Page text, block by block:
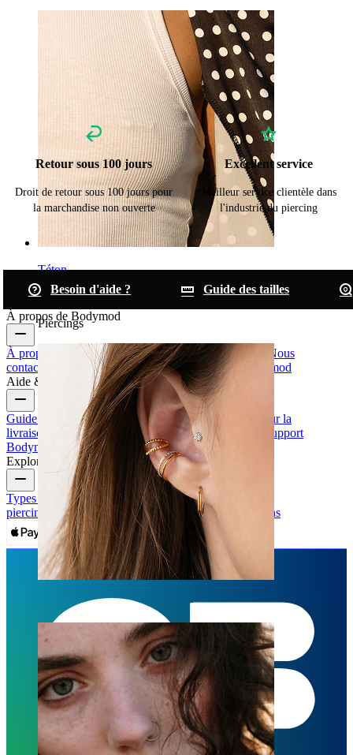
Téton
Acheter par piercing
Piercings
Retour sous 100 jours
Droit de retour sous 100 jours pour
la marchandise non ouverte
Excellent service
Meilleur service clientèle dans
l'industrie du piercing
Besoin d'aide ?
Guide des tailles
À propos de Bodymod
À propos de nousBlogConditions générales de vente
Nous
contacter
Bodymod ProBodymod CreatorsAvis Bodymod
Aide & informations
Guide des taillesSuivi de la commandeInformations sur la
livraison
Retours & annulation PaiementMon compte
Support
Bodymod
Explorez
Types de bijoux de piercingMatériaux de bijoux pour
piercing
Problèmes Courants avec les Piercings et Soins